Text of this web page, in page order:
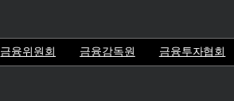
금융위원회 금융감독원 금융투자협회